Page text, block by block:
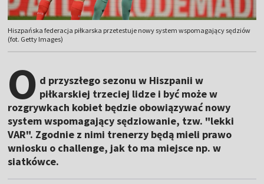
Hiszpańska federacja piłkarska przetestuje nowy system wspomagający sędziów
(fot. Getty Images)
O d przyszłego sezonu w Hiszpanii w
piłkarskiej trzeciej lidze i być może w
rozgrywkach kobiet będzie obowiązywać nowy
system wspomagający sędziowanie, tzw. "lekki
VAR". Zgodnie z nimi trenerzy będą mieli prawo
wniosku o challenge, jak to ma miejsce np. w
siatkówce.